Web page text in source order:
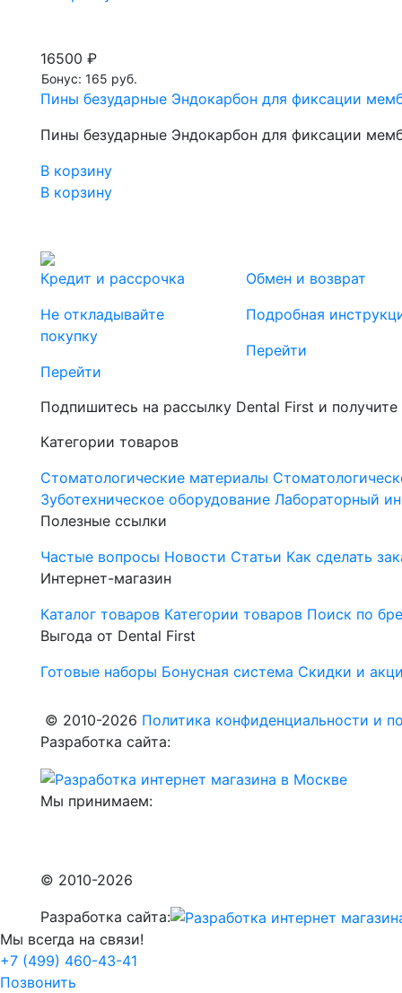
16500 ₽
Бонус: 165 руб.
Пины безударные Эндокарбон для фиксации
Пины безударные Эндокарбон для фиксации
В корзину
В корзину
Кредит и рассрочка
Не откладывайте
покупку
Перейти
Обмен и возврат
Подробная
Перейти
Подпишитесь на рассылку Dental First и
Категории товаров
Стоматологические материалы
Зуботехническое оборудование Лабораторный
Полезные ссылки
Частые вопросы Новости Статьи Как сделать
Интернет-магазин
Каталог товаров Категории товаров Поиск по
Выгода от Dental First
Готовые наборы Бонусная система Скидки и
© 2010-2026 Политика конфиденциальности и
Разработка сайта:
Мы принимаем:
© 2010-2026
Разработка сайта:
Мы всегда на связи!
+7 (499) 460-43-41
Позвонить